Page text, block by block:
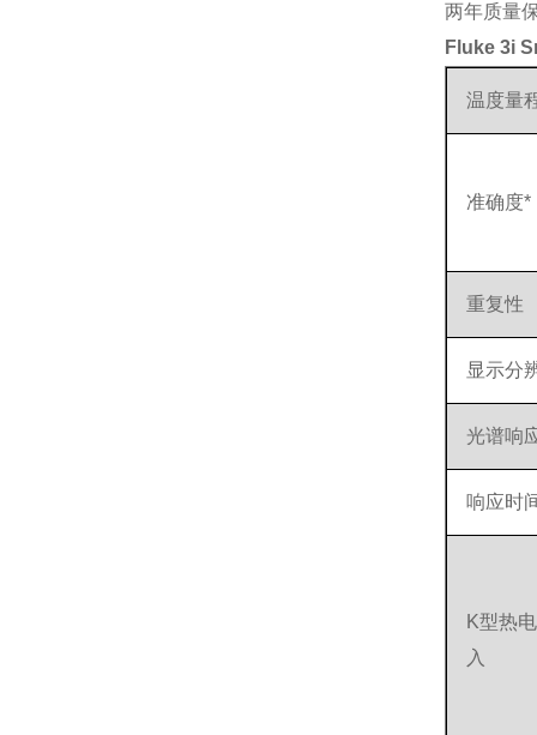
两年质量
Fluke 3i
温度量
准确度*
重复性
显示分
光谱响
响应时
K型热
入